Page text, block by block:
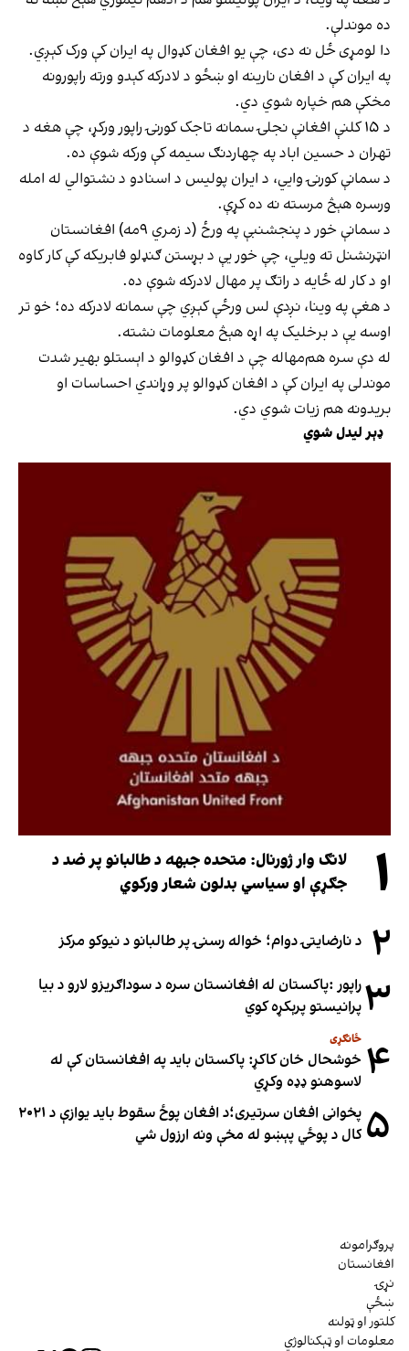
ده موندلې.
دا لومړی ځل نه دی، چې یو افغان کډوال په ایران کې ورک کېږي.
په ایران کې د افغان نارینه او ښځو د لادرکه کېدو ورته راپورونه
مخکې هم خپاره شوي دي.
د ۱۵ کلنې افغانې نجلۍ سمانه تاجک کورنۍ راپور ورکړ، چې هغه د
تهران د حسین اباد په چهاردنګ سیمه کې ورکه شوې ده.
د سمانې کورنۍ وایي، د ایران پولیس د اسنادو د نشتوالي له امله
ورسره هېڅ مرسته نه ده کړې.
د سمانې خور د پنجشنبې په ورځ (د زمري ۹مه) افغانستان
انټرنشنل ته ویلي، چې خور یې د بړستن ګنډلو فابریکه کې کار کاوه
او د کار له ځایه د راتګ پر مهال لادرکه شوې ده.
د هغې په وینا، نږدې لس ورځې کېږي چې سمانه لادرکه ده؛ خو تر
اوسه‌ یې د برخلیک په اړه هېڅ معلومات نشته.
له دې سره هم‌مهاله چې د افغان کډوالو د اېستلو بهیر شدت
موندلی په ایران کې د افغان کډوالو پر وړاندي احساسات او
بریدونه هم زیات شوي دي.
ډېر لیدل شوي
۱
لانګ وار ژورنال: متحده جبهه د طالبانو پر ضد د
جګړې او سیاسي بدلون شعار ورکوي
۲ د نارضایتۍ دوام؛ خواله رسنۍ پر طالبانو د نیوکو مرکز
۳راپور :پاکستان له افغانستان سره د سوداګریزو لارو د بیا
پرانیستو پرېکړه کوي
۴ ځانګړی
خوشحال خان کاکړ: پاکستان بايد په افغانستان کې له
لاسوهنو ډډه وکړي
۵
پخوانی افغان سرتیری؛د افغان پوځ سقوط باید یوازې د ۲۰۲۱
کال د پوځي پېښو له مخې ونه ارزول شي
پروګرامونه
افغانستان
نړۍ
ښځې
کلتور او ټولنه
معلومات او ټېکنالوژي